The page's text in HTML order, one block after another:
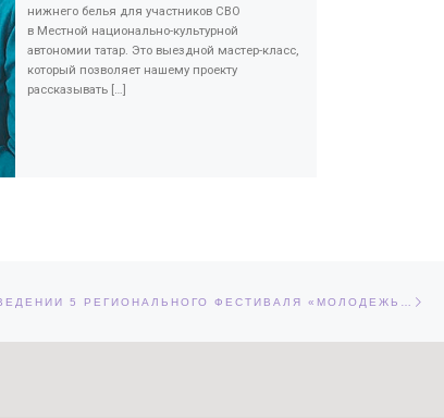
нижнего белья для участников СВО
в Местной национально-культурной
автономии татар. Это выездной мастер-класс,
который позволяет нашему проекту
рассказывать […]